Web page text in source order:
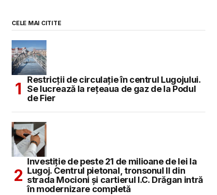
CELE MAI CITITE
Restricții de circulație în centrul Lugojului.
Se lucrează la rețeaua de gaz de la Podul
de Fier
Investiție de peste 21 de milioane de lei la
Lugoj. Centrul pietonal, tronsonul II din
strada Mocioni și cartierul I.C. Drăgan intră
în modernizare completă